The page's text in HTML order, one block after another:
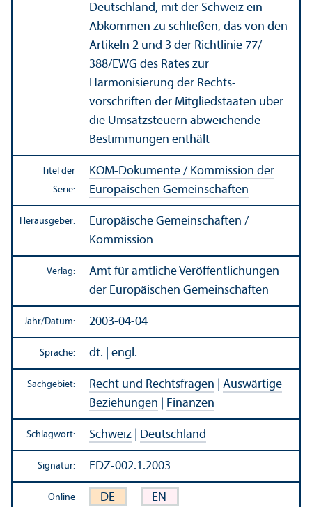
Deutschland, mit der Schweiz ein
Abkommen zu schließen, das von den
Artikeln 2 und 3 der Richtlinie 77/
388/EWG des Rates zur
Harmonisierung der Rechts­
vorschriften der Mitgliedstaaten über
die Umsatzsteuern abweichende
Bestimmungen enthält
Titel der
Serie:
KOM-Dokumente / Kommission der
Europäischen Gemeinschaften
Herausgeber:
Europäische Gemeinschaften /
Kommission
Verlag:
Amt für amtliche Veröffentlichungen
der Europäischen Gemeinschaften
Jahr/Datum: 2003-04-04
Sprache: dt. | engl.
Sachgebiet: Recht und Rechts­fragen
Auswärtige
Beziehungen
Finanzen
Schlagwort: Schweiz Deutschland
Signatur: EDZ-002.1.2003
Online
DE EN